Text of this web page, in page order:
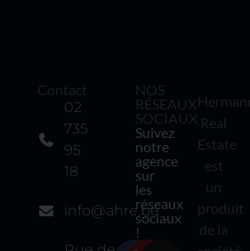
Contact
02
735
95
18
info@ahre.be
NOS
RÉSEAUX
SOCIAUX
Suivez
notre
agence
sur
les
réseaux
sociaux
!
Real
Estate
est
un
produit
de la